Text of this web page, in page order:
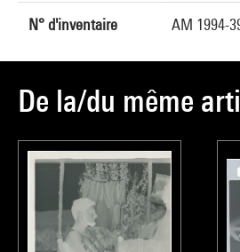
N° d'inventaire AM 1994-
De la/du même